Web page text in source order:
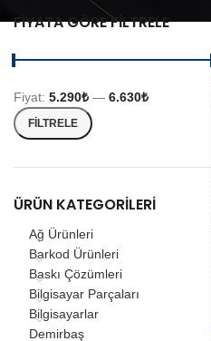
FIYATA GÖRE FILTRELE
FILTRELE
Fiyat: 5.290₺ — 6.630₺
ÜRÜN KATEGORILERI
Ağ Ürünleri
Barkod Ürünleri
Baskı Çözümleri
Bilgisayar Parçaları
Bilgisayarlar
Demirbaş